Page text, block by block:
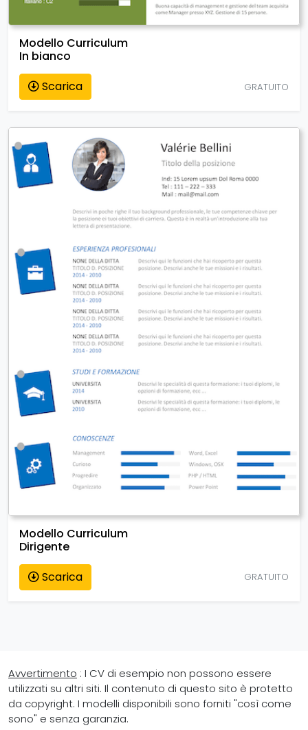
Modello Curriculum
In bianco
Scarica
GRATUITO
Modello Curriculum
Dirigente
Scarica
GRATUITO
Avvertimento : I CV di esempio non possono essere
utilizzati su altri siti. Il contenuto di questo sito è protetto
da copyright. I modelli disponibili sono forniti "così come
sono" e senza garanzia.